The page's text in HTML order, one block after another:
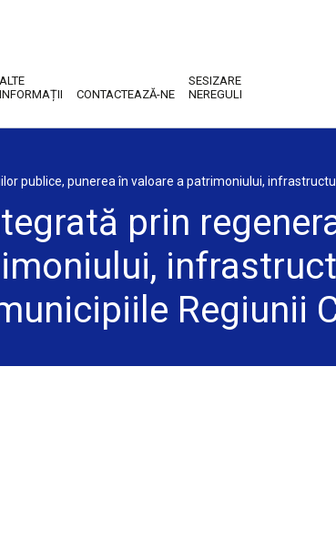
ALTE
INFORMAȚII
CONTACTEAZĂ-NE
SESIZARE
NEREGULI
publice, punerea în valoare a patrimoniului,
prin
Regiunii